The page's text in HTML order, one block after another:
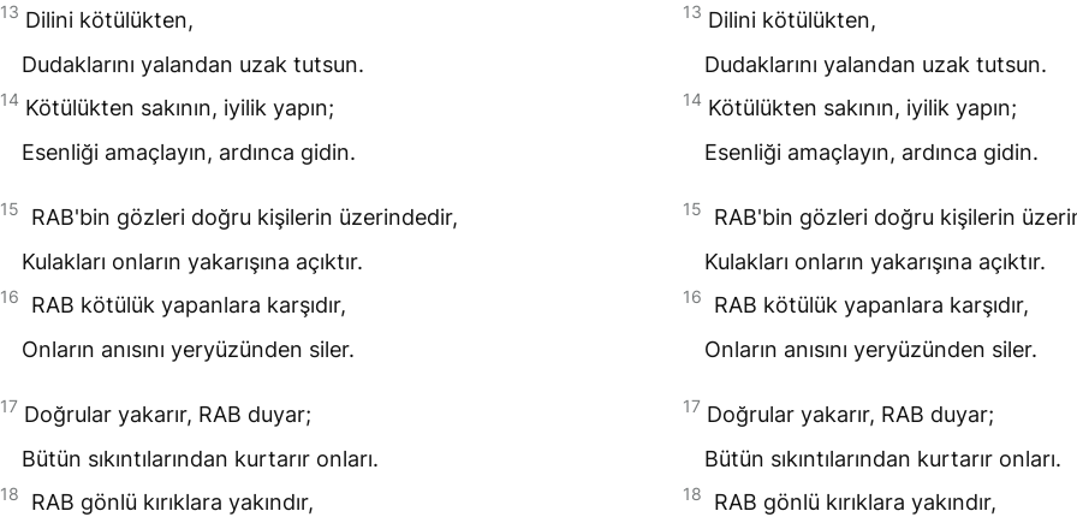
13 Dilini kötülükten,
Dudaklarını yalandan uzak tutsun.
14 Kötülükten sakının, iyilik yapın;
Esenliği amaçlayın, ardınca gidin.
15 RAB'bin gözleri doğru kişilerin üzerindedir,
Kulakları onların yakarışına açıktır.
16 RAB kötülük yapanlara karşıdır,
Onların anısını yeryüzünden siler.
17 Doğrular yakarır, RAB duyar;
Bütün sıkıntılarından kurtarır onları.
18 RAB gönlü kırıklara yakındır,
13 Dilini kötülükten,
Dudaklarını yalandan uzak tutsun.
14 Kötülükten sakının, iyilik yapın;
Esenliği amaçlayın, ardınca gidin.
15 RAB'bin gözleri doğru kişilerin
Kulakları onların yakarışına açıktır.
16 RAB kötülük yapanlara karşıdır,
Onların anısını yeryüzünden siler.
17 Doğrular yakarır, RAB duyar;
Bütün sıkıntılarından kurtarır onları.
18 RAB gönlü kırıklara yakındır,